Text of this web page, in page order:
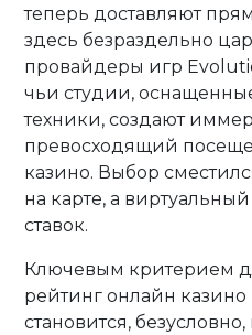
теперь доставляют
здесь безраздельно
провайдеры игр
чьи студии,
техники, создают
превосходящий
казино. Выбор
на карте, а
ставок.
Ключевым критерием
рейтинг онлайн
становится,